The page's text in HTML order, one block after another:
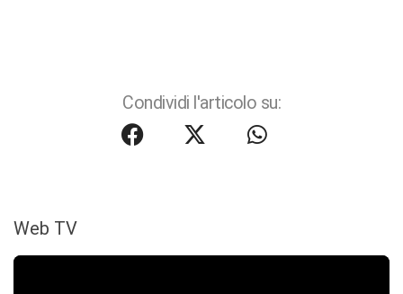
Condividi l'articolo su:
Web TV